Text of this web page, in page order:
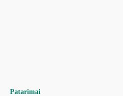
Patarimai